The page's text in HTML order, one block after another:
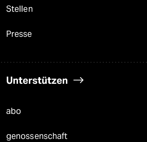
Stellen
Presse
Unterstützen
abo
genossenschaft